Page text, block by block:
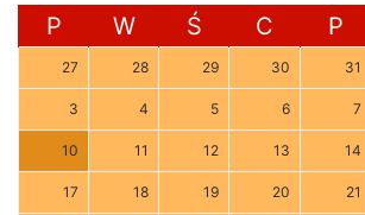
P W Ś C P
27 28 29 30 31
3 4 5 6 7
10 11 12 13 14
17 18 19 20 21